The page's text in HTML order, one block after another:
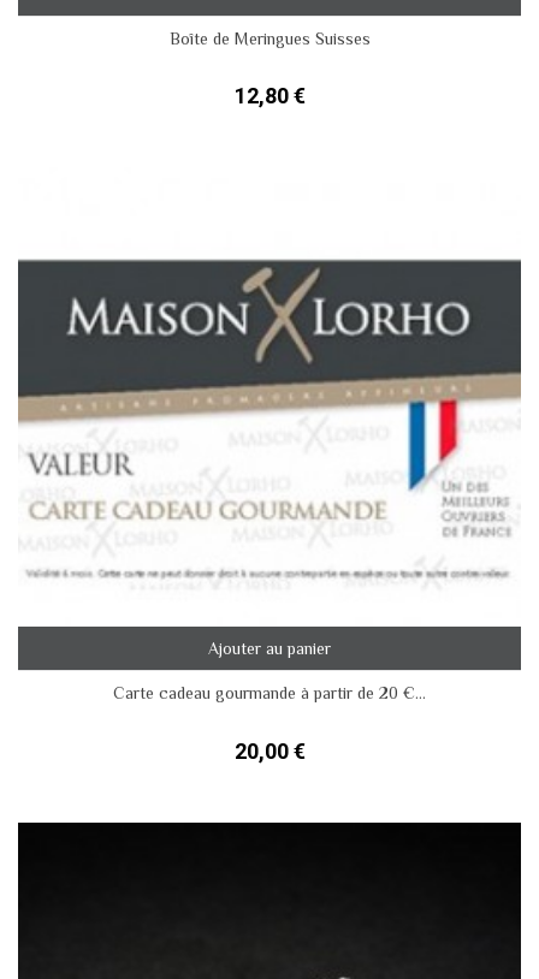
Boîte de Meringues Suisses
12,80 €
Ajouter au panier
Carte cadeau gourmande à partir de 20 €...
20,00 €